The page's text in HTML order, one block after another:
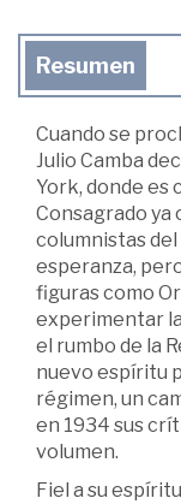
Resumen
Cuando se
Julio Camba
York, donde es
Consagrado ya
columnistas
esperanza,
figuras como
experimentar
el rumbo de la
nuevo espíritu
régimen, un
en 1934 sus
volumen.
Fiel a su